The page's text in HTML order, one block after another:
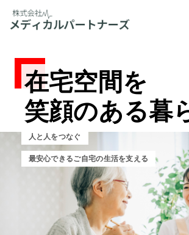
在宅空間を
笑顔のある暮
人と人をつなぐ
最安心できるご自宅の生活を支える
在宅空間を
笑顔のある暮
人と人をつなぐ
安心できるご自宅の生活を支える
在宅空間を
笑顔のある暮
人と人をつなぐ
安心できるご自宅の生活を支える